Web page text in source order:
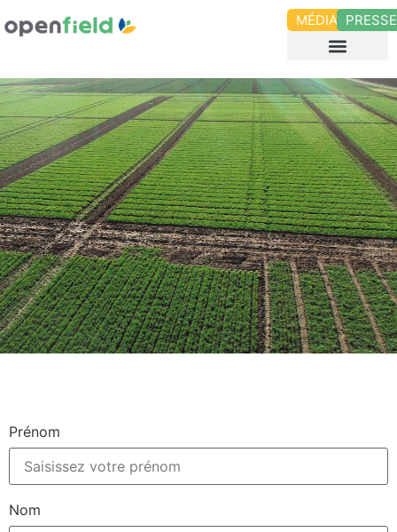
MÉDIAS PRESSE
ENQUÊTE
OPENFIELD
2021
Prénom
Nom